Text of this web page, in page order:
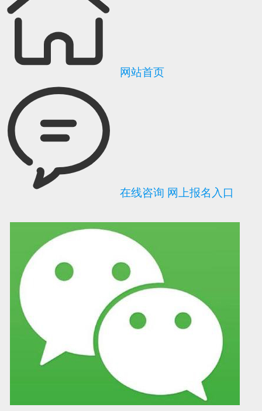
可信网站信用评 网络警察提醒你 诚信网站
网站首页
在线咨询 网上报名入口